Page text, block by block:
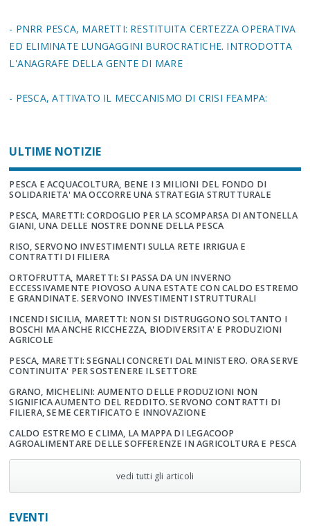
- PNRR PESCA, MARETTI: RESTITUITA CERTEZZA OPERATIVA
ED ELIMINATE LUNGAGGINI BUROCRATICHE. INTRODOTTA
L'ANAGRAFE DELLA GENTE DI MARE
- PESCA, ATTIVATO IL MECCANISMO DI CRISI FEAMPA:
ULTIME NOTIZIE
PESCA E ACQUACOLTURA, BENE I 3 MILIONI DEL FONDO DI
SOLIDARIETA' MA OCCORRE UNA STRATEGIA STRUTTURALE
PESCA, MARETTI: CORDOGLIO PER LA SCOMPARSA DI ANTONELLA
GIANI, UNA DELLE NOSTRE DONNE DELLA PESCA
RISO, SERVONO INVESTIMENTI SULLA RETE IRRIGUA E
CONTRATTI DI FILIERA
ORTOFRUTTA, MARETTI: SI PASSA DA UN INVERNO
ECCESSIVAMENTE PIOVOSO A UNA ESTATE CON CALDO ESTREMO
E GRANDINATE. SERVONO INVESTIMENTI STRUTTURALI
INCENDI SICILIA, MARETTI: NON SI DISTRUGGONO SOLTANTO I
BOSCHI MA ANCHE RICCHEZZA, BIODIVERSITA' E PRODUZIONI
AGRICOLE
PESCA, MARETTI: SEGNALI CONCRETI DAL MINISTERO. ORA SERVE
CONTINUITA' PER SOSTENERE IL SETTORE
GRANO, MICHELINI: AUMENTO DELLE PRODUZIONI NON
SIGNIFICA AUMENTO DEL REDDITO. SERVONO CONTRATTI DI
FILIERA, SEME CERTIFICATO E INNOVAZIONE
CALDO ESTREMO E CLIMA, LA MAPPA DI LEGACOOP
AGROALIMENTARE DELLE SOFFERENZE IN AGRICOLTURA E PESCA
vedi tutti gli articoli
EVENTI